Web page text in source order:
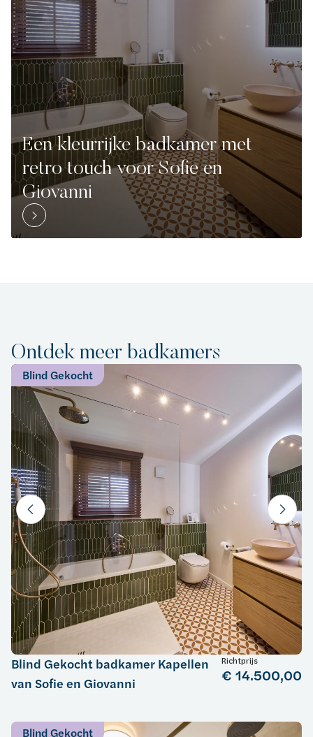
Een kleurrijke badkamer met
retro touch voor Sofie en
Giovanni
Ontdek meer badkamers
Blind Gekocht
Blind Gekocht badkamer Kapellen
van Sofie en Giovanni
Richtprijs
€ 14.500,00
Blind Gekocht